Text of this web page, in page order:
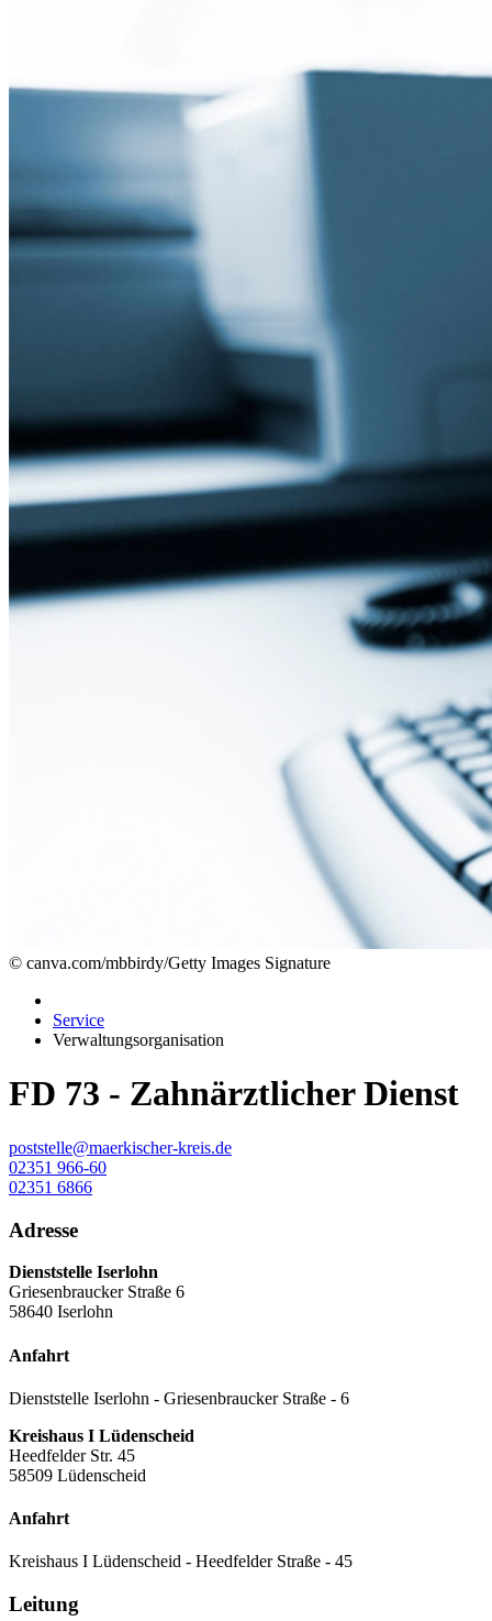
© canva.com/mbbirdy/Getty Images Signature
Service
Verwaltungsorganisation
FD 73 - Zahnärztlicher Dienst
poststelle@maerkischer-kreis.de
02351 966-60
02351 6866
Adresse
Dienststelle Iserlohn
Griesenbraucker Straße 6
58640 Iserlohn
Anfahrt
Dienststelle Iserlohn - Griesenbraucker Straße - 6
Kreishaus I Lüdenscheid
Heedfelder Str. 45
58509 Lüdenscheid
Anfahrt
Kreishaus I Lüdenscheid - Heedfelder Straße - 45
Leitung